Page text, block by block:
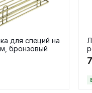
для специй на
бронзовый